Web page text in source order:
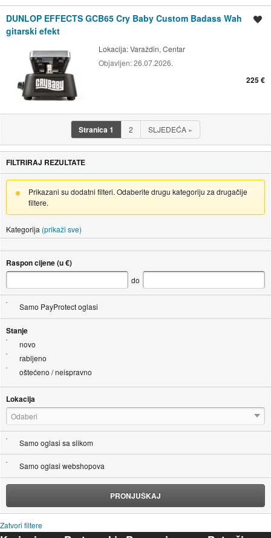
DUNLOP EFFECTS GCB65 Cry Baby Custom Badass Wah
gitarski efekt
Lokacija:Varaždin, Centar
Objavljen:26.07.2026.
225 €
Stranica1 2 SLJEDEĆA »
FILTRIRAJ REZULTATE
Prikazani su dodatni filteri. Odaberite drugu kategoriju za drugačije
filtere.
Kategorija (prikaži sve)
Raspon cijene (u €)
do
Samo PayProtect oglasi
Stanje
novo
rabljeno
oštećeno / neispravno
Lokacija
Odaberi
Samo oglasi sa slikom
Samo oglasi webshopova
PRONJUŠKAJ
Zatvori filtere